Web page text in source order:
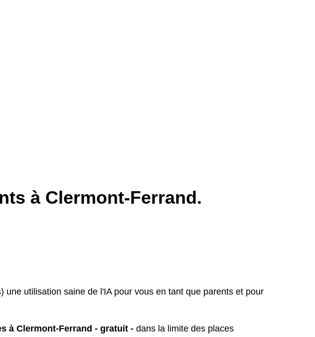
à Clermont-Ferrand.
utilisation saine de l'IA pour vous en tant que parents et pour
à Clermont-Ferrand - gratuit - dans la limite des places